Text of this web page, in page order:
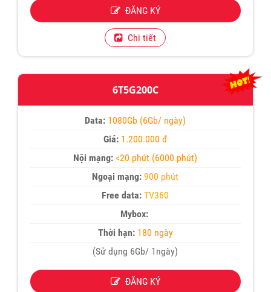
ĐĂNG KÝ
Chi tiết
6T5G200C
Data: 1080Gb (6Gb/ ngày)
Giá: 1.200.000 đ
Nội mạng: <20 phút (6000 phút)
Ngoại mạng: 900 phút
Free data: TV360
Mybox:
Thời hạn:180 ngày
(Sử dụng 6Gb/ 1ngày)
ĐĂNG KÝ